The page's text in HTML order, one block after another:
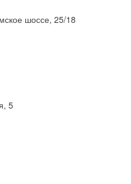
шоссе, 25/18
5